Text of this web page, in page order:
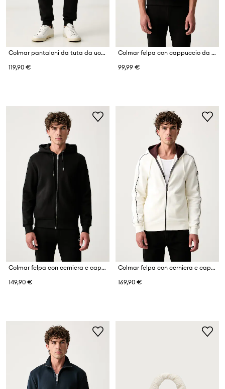
Colmar pantaloni da tuta da uomo con cotone
119,90 €
Colmar felpa con cappuccio da uomo con cotone
99,99 €
Colmar felpa con cerniera e cappuccio da uomo con cotone
149,90 €
Colmar felpa con cerniera e cappuccio da uomo con cotone
169,90 €